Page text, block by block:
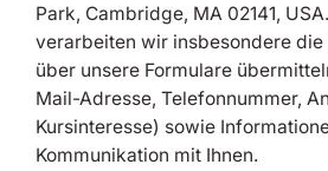
Park, Cambridge, MA 02141,
verarbeiten wir insbesondere die
über unsere Formulare
Mail-Adresse, Telefonnummer,
Kursinteresse) sowie
Kommunikation mit Ihnen.